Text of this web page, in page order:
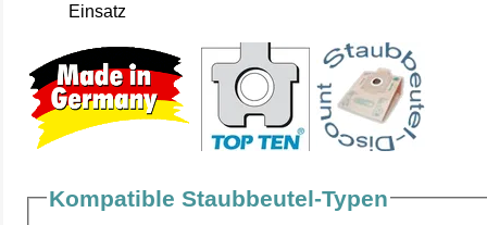
Einsatz
Kompatible Staubbeutel-Typen